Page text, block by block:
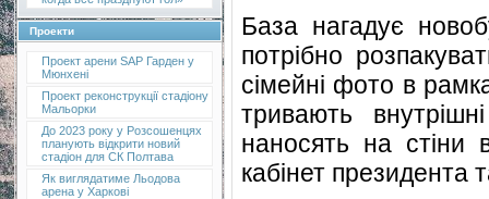
Проекти
Проект арени SAP Гарден у
Мюнхені
Проект реконструкції стадіону
Мальорки
До 2023 року у Розсошенцях
планують відкрити новий
стадіон для СК Полтава
Як виглядатиме Льодова
арена у Харкові
База нагадує
потрібно
сімейні фото в
тривають
наносять на стіни
кабінет президента